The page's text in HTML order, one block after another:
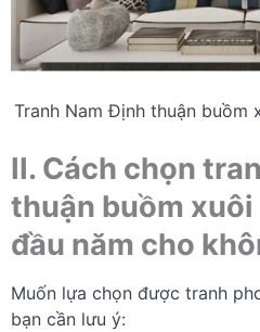
Tranh Nam Định thuận buồm
II. Cách chọn
thuận buồm
đầu năm cho
Muốn lựa chọn được tranh
bạn cần lưu ý: